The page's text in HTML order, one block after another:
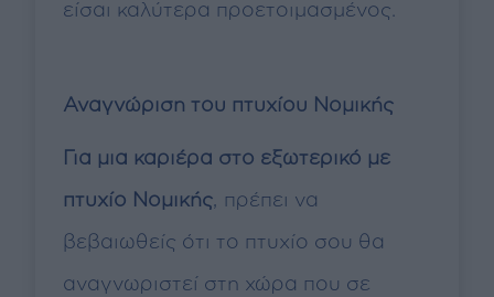
είσαι καλύτερα προετοιμασμένος.
Αναγνώριση του πτυχίου Νομικής
Για μια καριέρα στο εξωτερικό με
πτυχίο Νομικής , πρέπει να
βεβαιωθείς ότι το πτυχίο σου θα
αναγνωριστεί στη χώρα που σε